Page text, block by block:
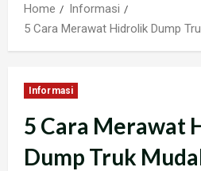
Home
Informasi
5 Cara Merawat Hidrolik Dump
Informasi
5 Cara Merawat
Dump Truk